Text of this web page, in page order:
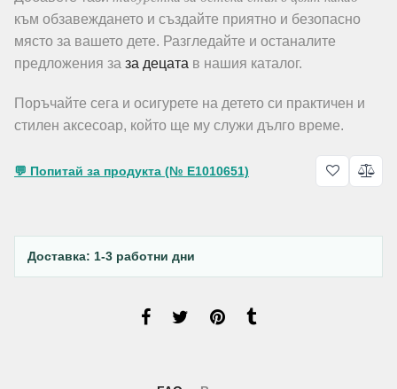
към обзавеждането и създайте приятно и безопасно
място за вашето дете. Разгледайте и останалите
предложения за за децата в нашия каталог.
Поръчайте сега и осигурете на детето си практичен и
стилен аксесоар, който ще му служи дълго време.
💬 Попитай за продукта (№ E1010651)
Доставка: 1-3 работни дни